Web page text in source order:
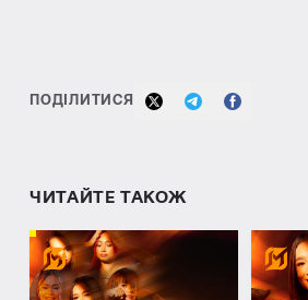
ПОДІЛИТИСЯ
ЧИТАЙТЕ ТАКОЖ